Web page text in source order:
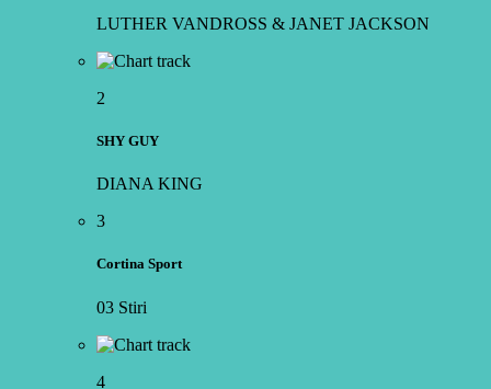
LUTHER VANDROSS & JANET JACKSON
2
SHY GUY
DIANA KING
3
Cortina Sport
03 Stiri
4